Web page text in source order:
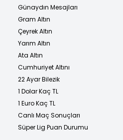
Günaydın Mesajları
Gram Altın
Çeyrek Altın
Yarım Altın
Ata Altın
Cumhuriyet Altını
22 Ayar Bilezik
1 Dolar Kaç TL
1 Euro Kaç TL
Canlı Maç Sonuçları
Süper Lig Puan Durumu